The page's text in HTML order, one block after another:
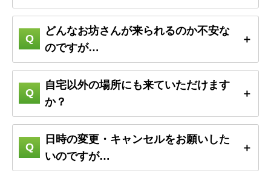
どんなお坊さんが来られるのか不安な
のですが…
自宅以外の場所にも来ていただけます
か？
日時の変更・キャンセルをお願いした
いのですが…